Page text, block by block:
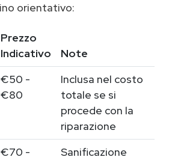
orientativo:
Prezzo
Indicativo
Note
€50 -
€80
Inclusa nel costo
totale se si
procede con la
riparazione
€70 -
Sanificazione